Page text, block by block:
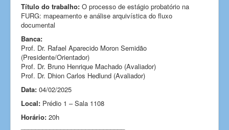
Título do trabalho: O processo de estágio probatório na
FURG: mapeamento e análise arquivística do fluxo
documental
Banca:
Prof. Dr. Rafael Aparecido Moron Semidão
(Presidente/Orientador)
Prof. Dr. Bruno Henrique Machado (Avaliador)
Prof. Dr. Dhion Carlos Hedlund (Avaliador)
Data: 04/02/2025
Local: Prédio 1 – Sala 1108
Horário: 20h